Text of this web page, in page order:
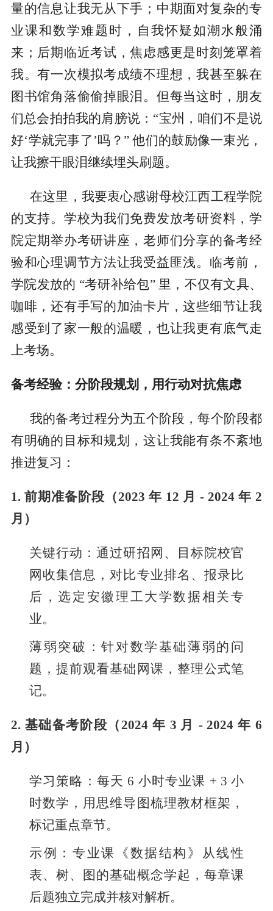
量的信息让我无从下手；中期面对复杂的专
业课和数学难题时，自我怀疑如潮水般涌
来；后期临近考试，焦虑感更是时刻笼罩着
我。有一次模拟考成绩不理想，我甚至躲在
图书馆角落偷偷掉眼泪。但每当这时，朋友
们总会拍拍我的肩膀说：“宝州，咱们不是说
好‘学就完事了’吗？” 他们的鼓励像一束光，
让我擦干眼泪继续埋头刷题。
在这里，我要衷心感谢母校江西工程学院
的支持。学校为我们免费发放考研资料，学
院定期举办考研讲座，老师们分享的备考经
验和心理调节方法让我受益匪浅。临考前，
学院发放的 “考研补给包” 里，不仅有文具、
咖啡，还有手写的加油卡片，这些细节让我
感受到了家一般的温暖，也让我更有底气走
上考场。
备考经验：分阶段规划，用行动对抗焦虑
我的备考过程分为五个阶段，每个阶段都
有明确的目标和规划，这让我能有条不紊地
推进复习：
1. 前期准备阶段（2023 年 12 月 - 2024 年 2
月）
关键行动：通过研招网、目标院校官
网收集信息，对比专业排名、报录比
后，选定安徽理工大学数据相关专
业。
薄弱突破：针对数学基础薄弱的问
题，提前观看基础网课，整理公式笔
记。
2. 基础备考阶段（2024 年 3 月 - 2024 年 6
月）
学习策略：每天 6 小时专业课 + 3 小
时数学，用思维导图梳理教材框架，
标记重点章节。
示例：专业课《数据结构》从线性
表、树、图的基础概念学起，每章课
后题独立完成并核对解析。